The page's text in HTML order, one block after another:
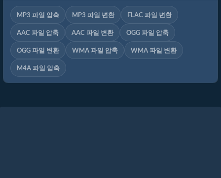
MP3 파일 압축 MP3 파일 변환 FLAC 파일 변환
AAC 파일 압축 AAC 파일 변환 OGG 파일 압축
OGG 파일 변환 WMA 파일 압축 WMA 파일 변환
M4A 파일 압축